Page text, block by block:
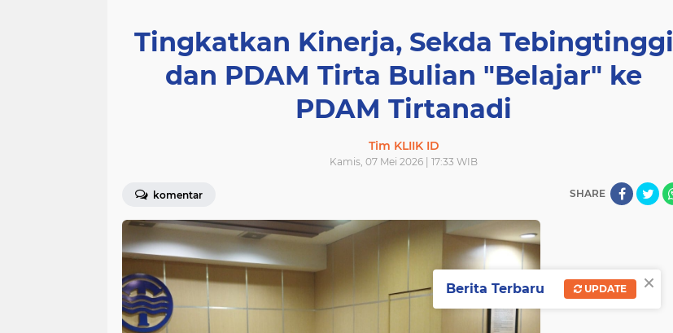
Tingkatkan Kinerja, Sekda Tebingtinggi
dan PDAM Tirta Bulian "Belajar" ke
PDAM Tirtanadi
Tim KLIIK ID
Kamis, 07 Mei 2026 | 17:33 WIB
komentar SHARE
×
Berita Terbaru UPDATE